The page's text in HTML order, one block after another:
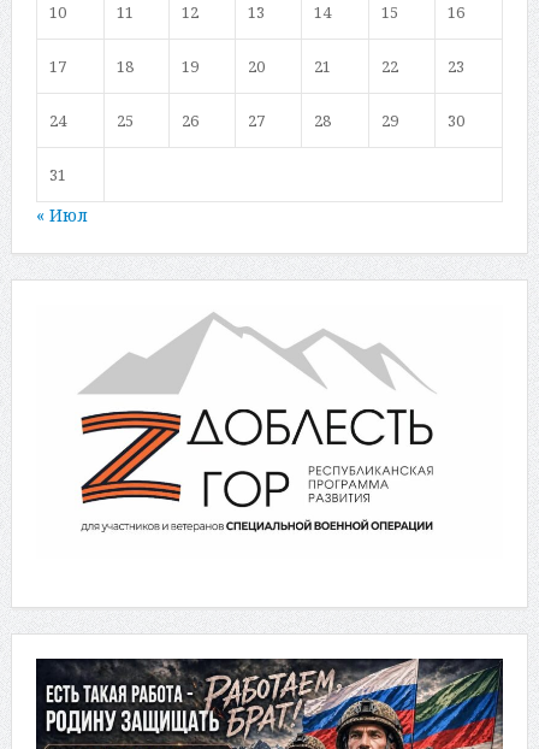
10 11 12 13 14 15 16
17 18 19 20 21 22 23
24 25 26 27 28 29 30
31
« Июл